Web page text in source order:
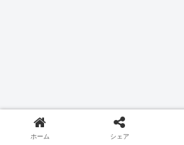
ホーム シェア